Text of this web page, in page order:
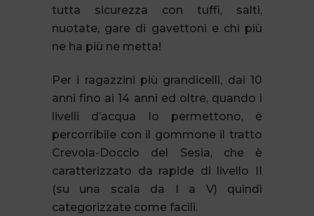
tutta sicurezza con tuffi, salti,
nuotate, gare di gavettoni e chi più
ne ha più ne metta!
Per i ragazzini più grandicelli, dai 10
anni fino ai 14 anni ed oltre, quando i
livelli d’acqua lo permettono, è
percorribile con il gommone il tratto
Crevola-Doccio del Sesia, che è
caratterizzato da rapide di livello II
(su una scala da I a V) quindi
categorizzate come facili.